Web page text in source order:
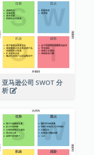
亚马逊公司 SWOT 分
析